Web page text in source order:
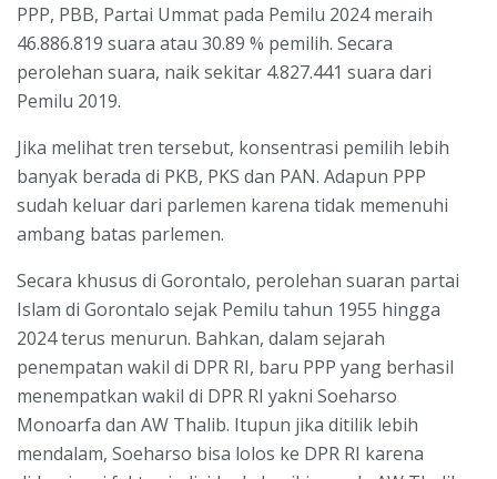
PPP, PBB, Partai Ummat pada Pemilu 2024 meraih
46.886.819 suara atau 30.89 % pemilih. Secara
perolehan suara, naik sekitar 4.827.441 suara dari
Pemilu 2019.
Jika melihat tren tersebut, konsentrasi pemilih lebih
banyak berada di PKB, PKS dan PAN. Adapun PPP
sudah keluar dari parlemen karena tidak memenuhi
ambang batas parlemen.
Secara khusus di Gorontalo, perolehan suaran partai
Islam di Gorontalo sejak Pemilu tahun 1955 hingga
2024 terus menurun. Bahkan, dalam sejarah
penempatan wakil di DPR RI, baru PPP yang berhasil
menempatkan wakil di DPR RI yakni Soeharso
Monoarfa dan AW Thalib. Itupun jika ditilik lebih
mendalam, Soeharso bisa lolos ke DPR RI karena